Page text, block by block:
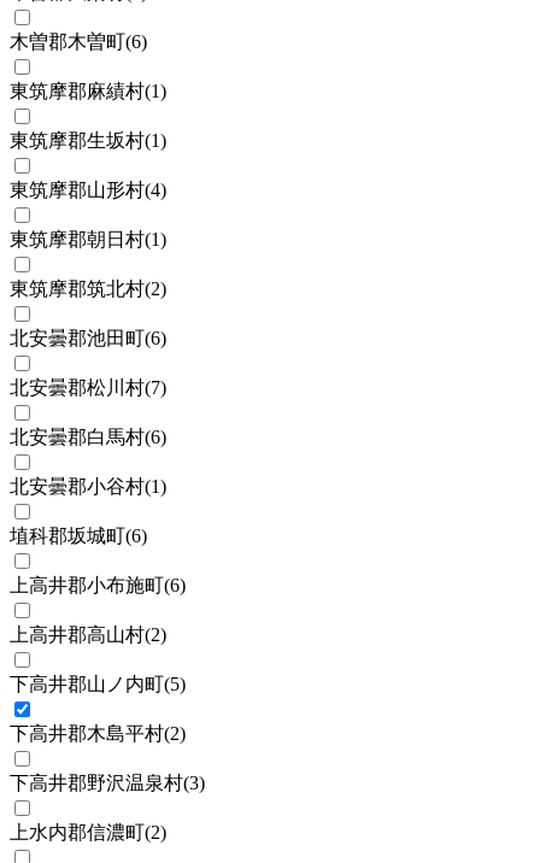
木曽郡木曽町(6)
東筑摩郡麻績村(1)
東筑摩郡生坂村(1)
東筑摩郡山形村(4)
東筑摩郡朝日村(1)
東筑摩郡筑北村(2)
北安曇郡池田町(6)
北安曇郡松川村(7)
北安曇郡白馬村(6)
北安曇郡小谷村(1)
埴科郡坂城町(6)
上高井郡小布施町(6)
上高井郡高山村(2)
下高井郡山ノ内町(5)
下高井郡木島平村(2)
下高井郡野沢温泉村(3)
上水内郡信濃町(2)